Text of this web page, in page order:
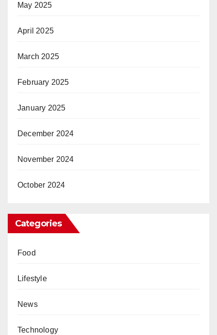
May 2025
April 2025
March 2025
February 2025
January 2025
December 2024
November 2024
October 2024
Categories
Food
Lifestyle
News
Technology